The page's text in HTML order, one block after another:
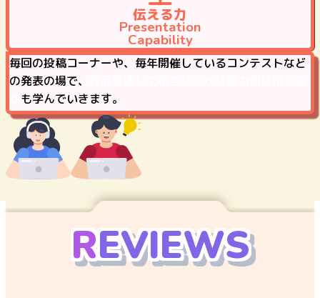
伝える力
Presentation
Capability
毎回の投稿コーナーや、毎年開催しているコンテストなど
の発表の場で、
も学んでいきます。
REVIEWS